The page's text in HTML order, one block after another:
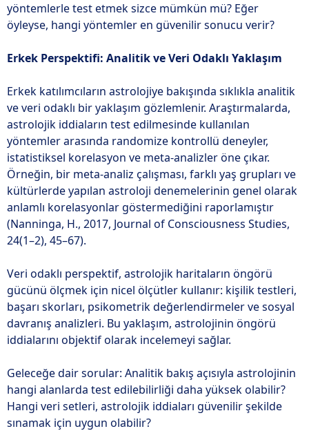
yöntemlerle test etmek sizce mümkün mü? Eğer
öyleyse, hangi yöntemler en güvenilir sonucu verir?
Erkek Perspektifi: Analitik ve Veri Odaklı Yaklaşım
Erkek katılımcıların astrolojiye bakışında sıklıkla analitik
ve veri odaklı bir yaklaşım gözlemlenir. Araştırmalarda,
astrolojik iddiaların test edilmesinde kullanılan
yöntemler arasında randomize kontrollü deneyler,
istatistiksel korelasyon ve meta-analizler öne çıkar.
Örneğin, bir meta-analiz çalışması, farklı yaş grupları ve
kültürlerde yapılan astroloji denemelerinin genel olarak
anlamlı korelasyonlar göstermediğini raporlamıştır
(Nanninga, H., 2017, Journal of Consciousness Studies,
24(1–2), 45–67).
Veri odaklı perspektif, astrolojik haritaların öngörü
gücünü ölçmek için nicel ölçütler kullanır: kişilik testleri,
başarı skorları, psikometrik değerlendirmeler ve sosyal
davranış analizleri. Bu yaklaşım, astrolojinin öngörü
iddialarını objektif olarak incelemeyi sağlar.
Geleceğe dair sorular: Analitik bakış açısıyla astrolojinin
hangi alanlarda test edilebilirliği daha yüksek olabilir?
Hangi veri setleri, astrolojik iddiaları güvenilir şekilde
sınamak için uygun olabilir?